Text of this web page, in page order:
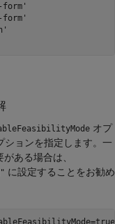
オプ
ションを指定します。一
ある場合は、
に設定することをお勧め